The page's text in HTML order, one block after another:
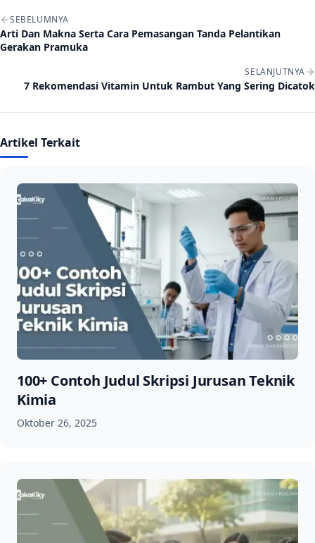
Navigasi artikel
SEBELUMNYA
Arti Dan Makna Serta Cara Pemasangan Tanda Pelantikan
Gerakan Pramuka
SELANJUTNYA
7 Rekomendasi Vitamin Untuk Rambut Yang Sering Dicatok
Artikel Terkait
100+ Contoh Judul Skripsi Jurusan Teknik
Kimia
Oktober 26, 2025